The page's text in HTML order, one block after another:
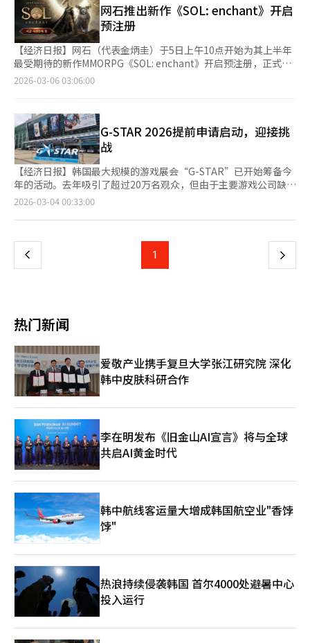
网石推出新作《SOL: enchant》开启
预注册
【经济日报】网石（代表金炳圭）于5日上午10点开始为其上半年
最受期待的新作MMORPG《SOL: enchant》开启预注册，正式进
入发布倒计时。该游戏由被誉为韩国MMORPG传奇的《天堂M》核
字稀有角色名抽奖券”等丰厚奖励。此外，还提供“主神的保护药
水”和“无限体力恢复剂”等初期必备道具。《SOL: enchant》
是Alt9的技术与网石的发行能力结合的项目。Alt9由金孝洙PD领
导，团队成员曾在NCsoft成功开发《天堂M》等重要作品。业内人
士分析，Alt9在MMORPG领域的深厚理解和战斗机制、经济系统
设计的经验将在新作中得到充分体现。去年11月在“G-Star
2025”上展示的版本，以“神”为主题的独特世界观和“神
权”系统获得了好评。对于网石来说，在多样化的游戏尝试中，补
充传统MMORPG阵容具有重要意义。网石还发布了将于12日举行
心方向。关键在于差异化。2026年，韩国手机MMORPG市场被认
为已趋于饱和。专家认为，Alt9如何将《天堂M》的成功公式与
人工智能（AI）系统翻译与编辑。
2026-03-06 03:06:00
G-STAR 2026提前申请启动，迎接挑
战
【经济日报】韩国最大规模的游戏展会“G-STAR”已开始筹备今
年的活动。去年吸引了超过20万名观众，但由于主要游戏公司缺
席，展会面临挑战。今年的“G-STAR 2026”将同时面临扩大规
站接受“G-STAR 2026”参展商的提前申请，截止日期为下月30
业可享受10%的展位费折扣，普通申请将于5月26日至7月31日进
行。即使在申请期间，展位分配完毕后也将提前截止。展会将继续
增的“休息室展位”将为小型企业提供更多业务机会。G-CON会
议将继续以叙事为主题，扩大游戏创作者与电影、漫画等其他行业
创作者的交流，并邀请全球演讲者进行单一轨道的运营。电竞活
动、角色扮演大奖、韩国游戏大奖、独立展示等活动也将同时举
行。去年11月的“G-STAR 2025”吸引了约20.2万名观众，取得
了外形上的成功。NCSoft、Netmarble、Krafton等主要公司设
立了大型展位展示新作，独立展示吸引了20个国家的80家开发商
参与，扩大了国际性。然而，由于Nexon、Pearl Abyss、Kakao
Games等大公司缺席，展会竞争力受到质疑。因此，今年的G-
STAR将以扩大参展商基础、确保内容多样性和创造实际业务成果
为核心任务。组委会计划通过改善展览结构和多样化参展方式，增
强其作为产业平台的功能，并通过与游戏文化活动、电竞、韩国游
戏大奖等活动的结合，增强展会的扩展性。※ 本报道经人工智能
2026-03-04 00:33:00
上
页
1 下
热门新闻
爱敬产业携手复旦大学张江研究院 深化
韩中皮肤科研合作
李在明发布《旧金山AI宣言》将与全球
共启AI黄金时代
韩中航线客运量大增成韩国航空业"香饽
饽"
热浪持续侵袭韩国 首尔4000处避暑中心
投入运行